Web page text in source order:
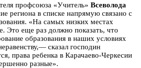
профсоюза «Учитель» Всеволода
региона в списке напрямую связано с
«На самых низких местах
Это еще раз должно показать, что
образования в наших условиях
сказал господин
права ребенка в Карачаево-Черкесии
разные».